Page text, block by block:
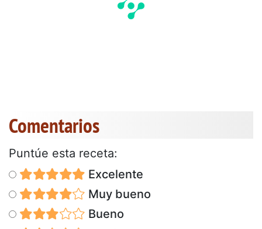
Comentarios
Puntúe esta receta:
Excelente
Muy bueno
Bueno